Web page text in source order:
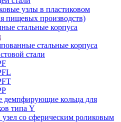
узлы в пластиковом
пищевых производств)
стальные корпуса
стальные корпуса
стали
демпфирующие кольца для
типа Y
со сферическим роликовым